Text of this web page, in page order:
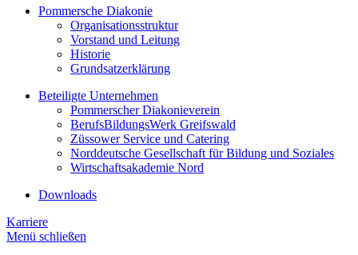
Pommersche Diakonie
Organisationsstruktur
Vorstand und Leitung
Historie
Grundsatzerklärung
Beteiligte Unternehmen
Pommerscher Diakonieverein
BerufsBildungsWerk Greifswald
Züssower Service und Catering
Norddeutsche Gesellschaft für Bildung und Soziales
Wirtschaftsakademie Nord
Downloads
Karriere
Menü schließen